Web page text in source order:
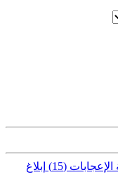
الإعجابات (15) إبلاغ